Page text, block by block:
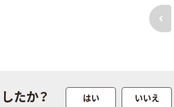
前へ
たか？ はい いいえ